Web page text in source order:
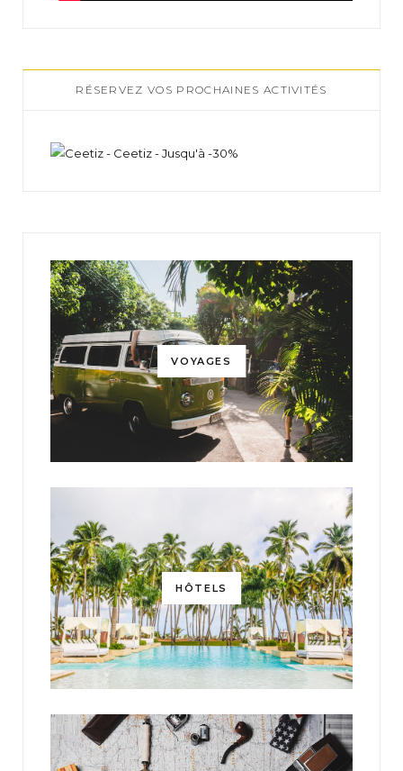
RÉSERVEZ VOS PROCHAINES ACTIVITÉS
VOYAGES
HÔTELS